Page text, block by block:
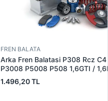
FREN BALATA
Arka Fren Balatasi P308 Rcz
P3008 P5008 P508 1,6GTI /
2,0HDI 07 / 10> | TRW
1.496,20 TL